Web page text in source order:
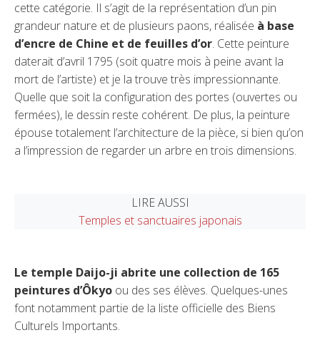
cette catégorie. Il s’agit de la représentation d’un pin
grandeur nature et de plusieurs paons, réalisée à base
d’encre de Chine et de feuilles d’or. Cette peinture
daterait d’avril 1795 (soit quatre mois à peine avant la
mort de l’artiste) et je la trouve très impressionnante.
Quelle que soit la configuration des portes (ouvertes ou
fermées), le dessin reste cohérent. De plus, la peinture
épouse totalement l’architecture de la pièce, si bien qu’on
a l’impression de regarder un arbre en trois dimensions.
LIRE AUSSI
Temples et sanctuaires japonais
Le temple Daijo-ji abrite une collection de 165
peintures d’Ôkyo ou des ses élèves. Quelques-unes
font notamment partie de la liste officielle des Biens
Culturels Importants.